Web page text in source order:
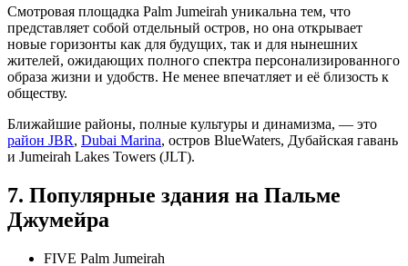
Смотровая площадка Palm Jumeirah уникальна тем, что
представляет собой отдельный остров, но она открывает
новые горизонты как для будущих, так и для нынешних
жителей, ожидающих полного спектра персонализированного
образа жизни и удобств. Не менее впечатляет и её близость к
обществу.
Ближайшие районы, полные культуры и динамизма, — это
район JBR, Dubai Marina, остров BlueWaters, Дубайская гавань
и Jumeirah Lakes Towers (JLT).
7. Популярные здания на Пальме
Джумейра
FIVE Palm Jumeirah